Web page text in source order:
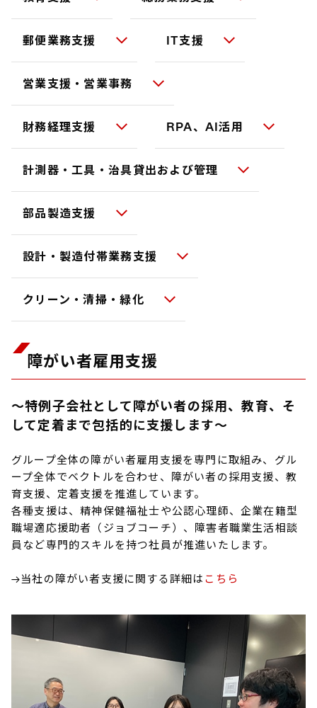
郵便業務支援 IT支援
営業支援・営業事務
財務経理支援 RPA、AI活用
計測器・工具・治具貸出および管理
部品製造支援
設計・製造付帯業務支援
クリーン・清掃・緑化
障がい者雇用支援
～特例子会社として障がい者の採用、教育、そ
して定着まで包括的に支援します～
グループ全体の障がい者雇用支援を専門に取組み、グル
ープ全体でベクトルを合わせ、障がい者の採用支援、教
育支援、定着支援を推進しています。
各種支援は、精神保健福祉士や公認心理師、企業在籍型
職場適応援助者（ジョブコーチ）、障害者職業生活相談
員など専門的スキルを持つ社員が推進いたします。
→当社の障がい者支援に関する詳細は こちら